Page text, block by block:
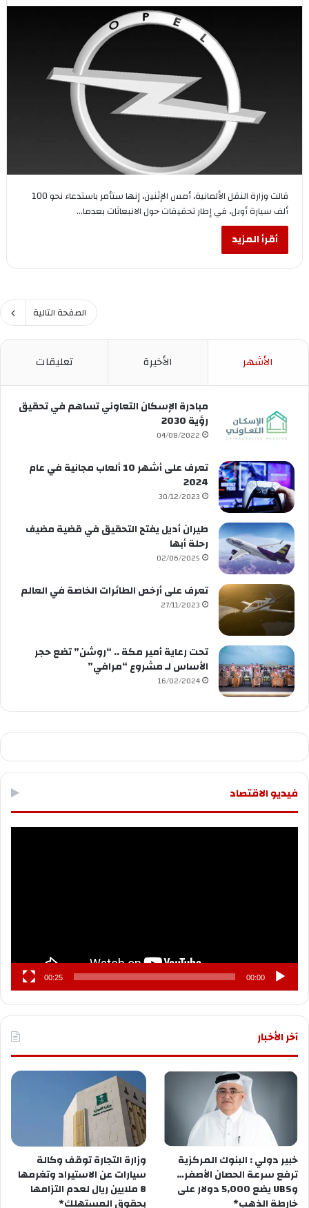
قالت وزارة النقل الألمانية، أمس الإثنين، إنها ستأمر باستدعاء نحو 100
ألف سيارة أوبل، في إطار تحقيقات حول الانبعاثات بعدما…
أقرأ المزيد
الصفحة التالية
الأشهر الأخيرة تعليقات
مبادرة الإسكان التعاوني تساهم في تحقيق
رؤية 2030
04/08/2022
تعرف على أشهر 10 ألعاب مجانية في عام
2024
30/12/2023
طيران أديل يفتح التحقيق في قضية مضيف
رحلة أبها
02/06/2025
تعرف على أرخص الطائرات الخاصة في العالم
27/11/2023
تحت رعاية أمير مكة .. “روشن” تضع حجر
الأساس لـ مشروع “مرافي”
16/02/2024
فيديو الاقتصاد
00:00
00:25
آخر الأخبار
خبير دولي : البنوك المركزية
ترفع سرعة الحصان الأصفر…
وUBS يضع 5,000 دولار على
خارطة الذهب*
وزارة التجارة توقف وكالة
سيارات عن الاستيراد وتغرمها
8 ملايين ريال لعدم التزامها
بحقوق المستهلك*